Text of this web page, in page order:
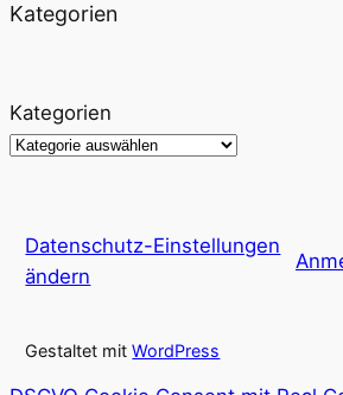
Kategorien
Kategorien
Datenschutz-Einstellungen
ändern
Gestaltet mitWordPress